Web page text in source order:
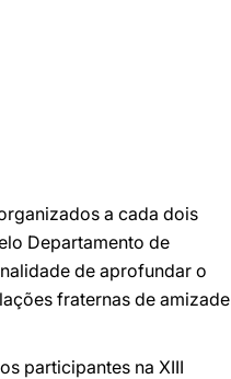
a cada dois
Departamento de
de aprofundar o
fraternas de amizade
participantes na XIII